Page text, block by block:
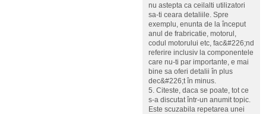
nu astepta ca ceilalti utilizatori
sa-ti ceara detaliile. Spre
exemplu, enunta de la început
anul de frabricatie, motorul,
codul motorului etc, fac&#226;nd
referire inclusiv la componentele
care nu-ti par importante, e mai
bine sa oferi detalii în plus
dec&#226;t în minus.
5. Citeste, daca se poate, tot ce
s-a discutat într-un anumit topic.
Este scuzabila repetarea unei